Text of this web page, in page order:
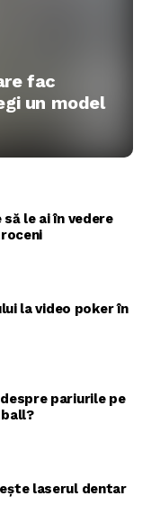
fac
un model
le ai în vedere
la video poker în
pariurile pe
laserul dentar